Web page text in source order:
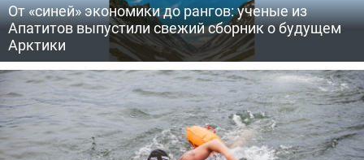
От «синей» экономики до рангов: ученые из
Апатитов выпустили свежий сборник о будущем
Арктики